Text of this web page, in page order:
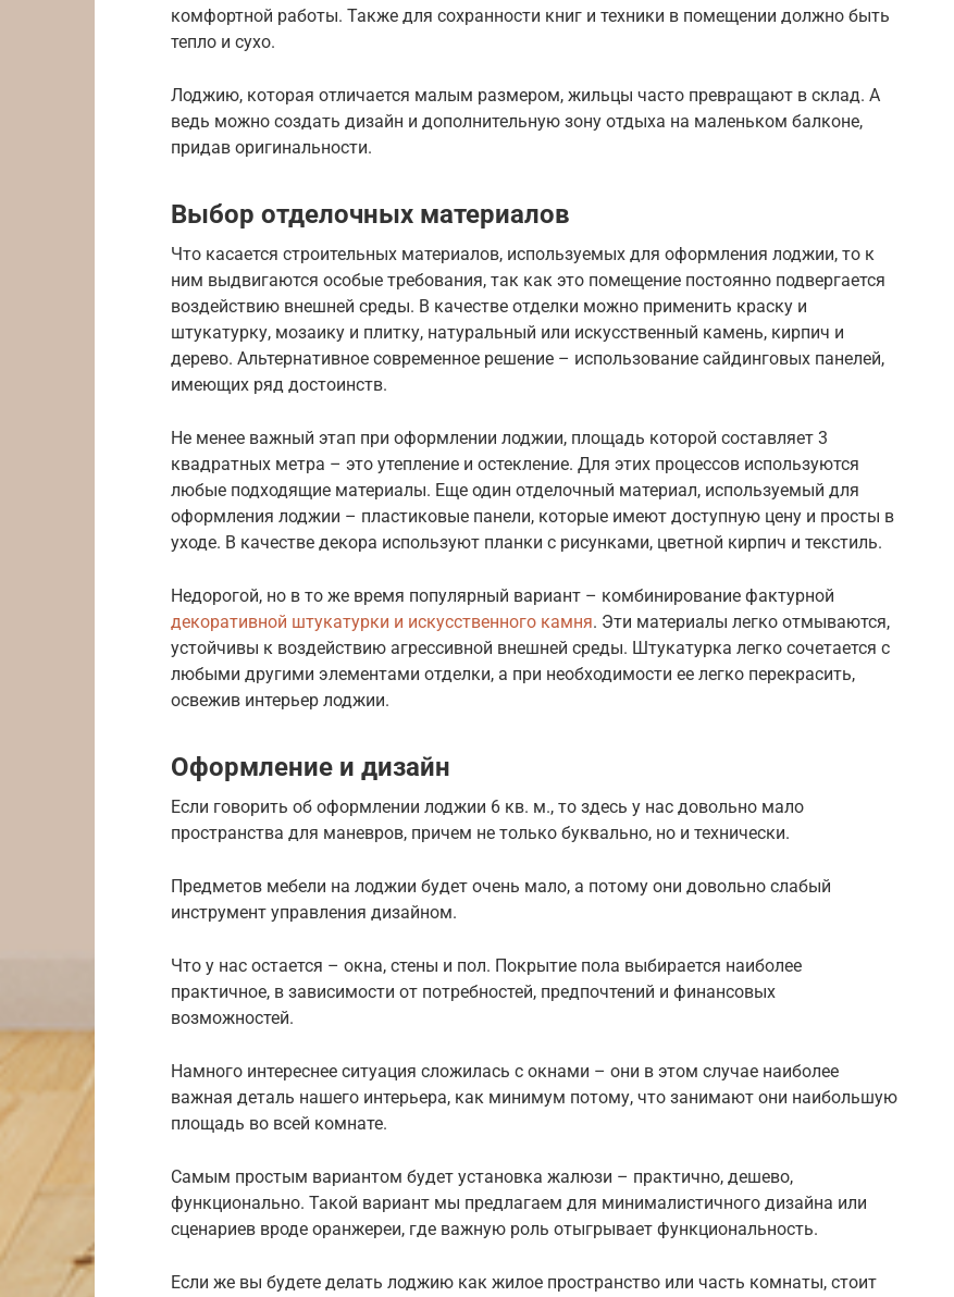
комфортной работы. Также для сохранности книг и техники в помещении должно быть
тепло и сухо.
Лоджию, которая отличается малым размером, жильцы часто превращают в склад. А
ведь можно создать дизайн и дополнительную зону отдыха на маленьком балконе,
придав оригинальности.
Выбор отделочных материалов
Что касается строительных материалов, используемых для оформления лоджии, то к
ним выдвигаются особые требования, так как это помещение постоянно подвергается
воздействию внешней среды. В качестве отделки можно применить краску и
штукатурку, мозаику и плитку, натуральный или искусственный камень, кирпич и
дерево. Альтернативное современное решение – использование сайдинговых панелей,
имеющих ряд достоинств.
Не менее важный этап при оформлении лоджии, площадь которой составляет 3
квадратных метра – это утепление и остекление. Для этих процессов используются
любые подходящие материалы. Еще один отделочный материал, используемый для
оформления лоджии – пластиковые панели, которые имеют доступную цену и просты в
уходе. В качестве декора используют планки с рисунками, цветной кирпич и текстиль.
Недорогой, но в то же время популярный вариант – комбинирование фактурной
декоративной штукатурки и искусственного камня. Эти материалы легко отмываются,
устойчивы к воздействию агрессивной внешней среды. Штукатурка легко сочетается с
любыми другими элементами отделки, а при необходимости ее легко перекрасить,
освежив интерьер лоджии.
Оформление и дизайн
Если говорить об оформлении лоджии 6 кв. м., то здесь у нас довольно мало
пространства для маневров, причем не только буквально, но и технически.
Предметов мебели на лоджии будет очень мало, а потому они довольно слабый
инструмент управления дизайном.
Что у нас остается – окна, стены и пол. Покрытие пола выбирается наиболее
практичное, в зависимости от потребностей, предпочтений и финансовых
возможностей.
Намного интереснее ситуация сложилась с окнами – они в этом случае наиболее
важная деталь нашего интерьера, как минимум потому, что занимают они наибольшую
площадь во всей комнате.
Самым простым вариантом будет установка жалюзи – практично, дешево,
функционально. Такой вариант мы предлагаем для минималистичного дизайна или
сценариев вроде оранжереи, где важную роль отыгрывает функциональность.
Если же вы будете делать лоджию как жилое пространство или часть комнаты, стоит